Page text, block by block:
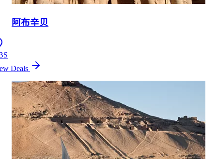
阿布辛贝
Deals